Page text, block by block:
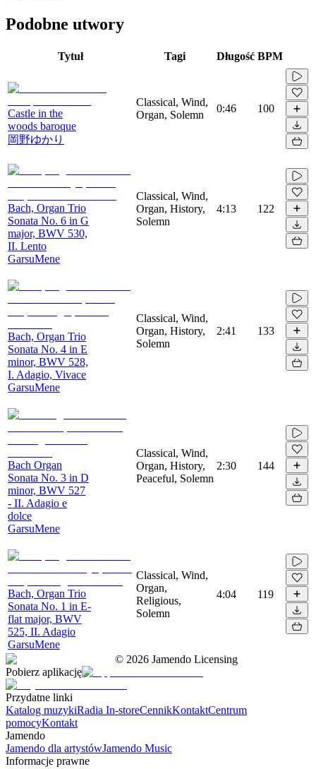
Podobne utwory
Tytuł Tagi Długość BPM
Castle in the
woods baroque
岡野ゆかり
Classical, Wind,
Organ, Solemn
0:46 100
Bach, Organ Trio
Sonata No. 6 in G
major, BWV 530,
II. Lento
GarsuMene
Classical, Wind,
Organ, History,
Solemn
4:13 122
Bach, Organ Trio
Sonata No. 4 in E
minor, BWV 528,
I. Adagio, Vivace
GarsuMene
Classical, Wind,
Organ, History,
Solemn
2:41 133
Bach Organ
Sonata No. 3 in D
minor, BWV 527
- II. Adagio e
dolce
GarsuMene
Classical, Wind,
Organ, History,
Peaceful, Solemn
2:30 144
Bach, Organ Trio
Sonata No. 1 in E-
flat major, BWV
525, II. Adagio
GarsuMene
Classical, Wind,
Organ,
Religious,
Solemn
4:04 119
© 2026 Jamendo Licensing
Pobierz aplikację
Przydatne linki
Katalog muzykiRadia In-storeCennikKontaktCentrum
pomocyKontakt
Jamendo
Jamendo dla artystówJamendo Music
Informacje prawne